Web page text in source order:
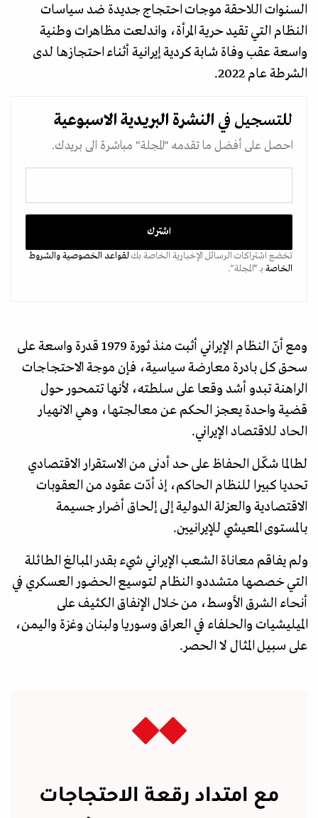
السنوات اللاحقة موجات احتجاج جديدة ضد سياسات
النظام التي تقيد حرية المرأة، واندلعت مظاهرات وطنية
واسعة عقب وفاة شابة كردية إيرانية أثناء احتجازها لدى
الشرطة عام 2022.
للتسجيل في النشرة البريدية الاسبوعية
احصل على أفضل ما تقدمه "المجلة" مباشرة الى بريدك.
تخضع اشتراكات الرسائل الإخبارية الخاصة بكلقواعد الخصوصيةوالشروط
الخاصة بـ “المجلة".
ومع أنّ النظام الإيراني أثبت منذ ثورة 1979 قدرة واسعة على
سحق كل بادرة معارضة سياسية، فإن موجة الاحتجاجات
الراهنة تبدو أشد وقعا على سلطته، لأنها تتمحور حول
قضية واحدة يعجز الحكم عن معالجتها، وهي الانهيار
الحاد للاقتصاد الإيراني.
لطالما شكّل الحفاظ على حد أدنى من الاستقرار الاقتصادي
تحديا كبيرا للنظام الحاكم، إذ أدّت عقود من العقوبات
الاقتصادية والعزلة الدولية إلى إلحاق أضرار جسيمة
بالمستوى المعيشي للإيرانيين.
ولم يفاقم معاناة الشعب الإيراني شيء بقدر المبالغ الطائلة
التي خصصها متشددو النظام لتوسيع الحضور العسكري في
أنحاء الشرق الأوسط، من خلال الإنفاق الكثيف على
الميليشيات والحلفاء في العراق وسوريا ولبنان وغزة واليمن،
على سبيل المثال لا الحصر.
مع امتداد رقعة الاحتجاجات